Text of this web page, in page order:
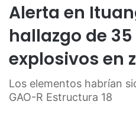
Alerta en
hallazgo de
explosivos en
Los elementos habrían
GAO-R Estructura 18